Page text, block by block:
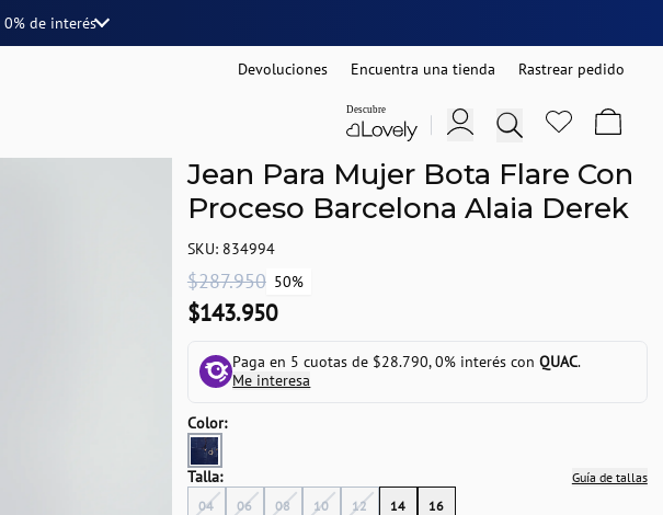
0% de interés
Devoluciones Encuentra una tienda Rastrear pedido
Jean Para Mujer Bota Flare Con
Proceso Barcelona Alaia Derek
SKU: 834994
$287.950 50%
$143.950
Paga en 5 cuotas de $28.790, 0% interés conQUAC.
Me interesa
Color:
Talla:
Guía de tallas
04
06 08 10 12 14 16